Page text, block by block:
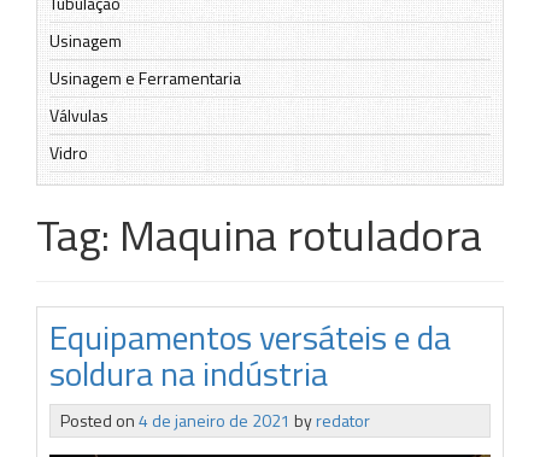
Usinagem
Usinagem e Ferramentaria
Válvulas
Vidro
Tag: Maquina rotuladora
Equipamentos versáteis e da
soldura na indústria
Posted on4 de janeiro de 2021 byredator